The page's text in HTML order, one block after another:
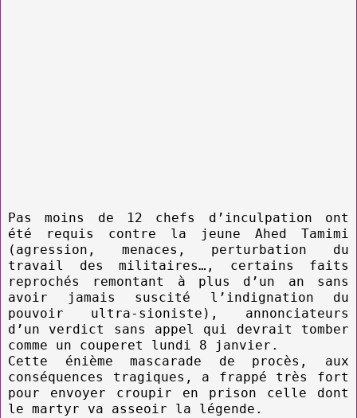
Pas moins de 12 chefs d’inculpation ont
été requis contre la jeune Ahed Tamimi
(agression, menaces, perturbation du
travail des militaires…, certains faits
reprochés remontant à plus d’un an sans
avoir jamais suscité l’indignation du
pouvoir ultra-sioniste), annonciateurs
d’un verdict sans appel qui devrait tomber
comme un couperet lundi 8 janvier.
Cette énième mascarade de procès, aux
conséquences tragiques, a frappé très fort
pour envoyer croupir en prison celle dont
le martyr va asseoir la légende.